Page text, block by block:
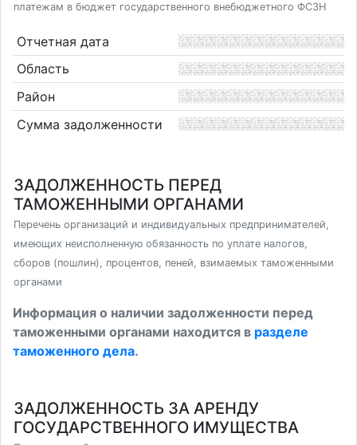
платежам в бюджет государственного внебюджетного ФСЗН
Отчетная дата
Область
Район
Сумма задолженности
ЗАДОЛЖЕННОСТЬ ПЕРЕД
ТАМОЖЕННЫМИ ОРГАНАМИ
Перечень организаций и индивидуальных предпринимателей,
имеющих неисполненную обязанность по уплате налогов,
сборов (пошлин), процентов, пеней, взимаемых таможенными
органами
Информация о наличии задолженности перед
таможенными органами находится в разделе
таможенного дела.
ЗАДОЛЖЕННОСТЬ ЗА АРЕНДУ
ГОСУДАРСТВЕННОГО ИМУЩЕСТВА